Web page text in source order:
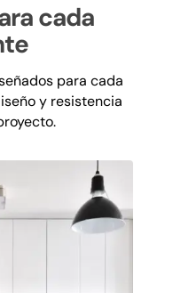
cada
para cada
y resistencia